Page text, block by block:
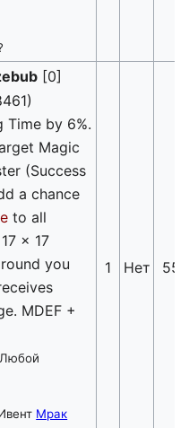
[0]
Time by 6%.
Magic
(Success
a chance
to all
x 17
you
MDEF +
Мрак
1 Нет 55